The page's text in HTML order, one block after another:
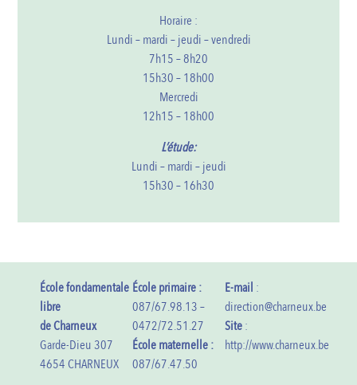
Horaire :
Lundi – mardi – jeudi – vendredi
7h15 – 8h20
15h30 – 18h00
Mercredi
12h15 – 18h00
L’étude:
Lundi – mardi – jeudi
15h30 – 16h30
École fondamentale
libre
de Charneux
Garde-Dieu 307
4654 CHARNEUX
École primaire :
087/67.98.13 –
0472/72.51.27
École maternelle :
087/67.47.50
E-mail :
direction@charneux.be
Site:
http://www.charneux.be